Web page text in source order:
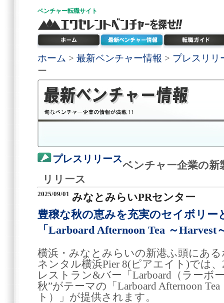
ベンチャー転職サイト
ホーム > 最新ベンチャー情報 > プレスリリ
ー
プレスリリース
ベンチャー企業の新
リリース
2025/09/01 みなとみらいPRセンター
豊穣な秋の恵みを充実のセイボリー
「Larboard Afternoon Tea ～Harvest
横浜・みなとみらいの新港ふ頭にあ
ネンタル横浜Pier 8(ピアエイト)では
レストラン&バー「Larboard（ラーボ
秋”がテーマの「Larboard Afternoon
ト）」が提供されます。